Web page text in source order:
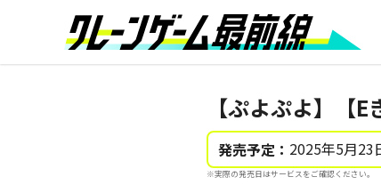
【ぷよぷよ】【
発売予定： 2025年5月23
※実際の発売日はサービスをご確認ください。